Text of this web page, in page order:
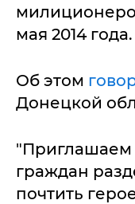
мая 2014 года.
Об этом
Донецкой
"Приглашаем
граждан
почтить